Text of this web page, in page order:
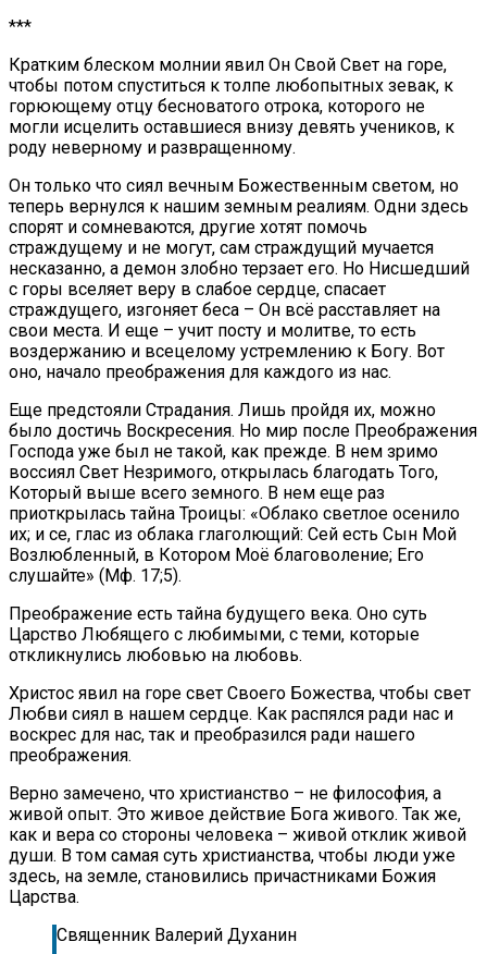
***
Кратким блеском молнии явил Он Свой Свет на горе,
чтобы потом спуститься к толпе любопытных зевак, к
горюющему отцу бесноватого отрока, которого не
могли исцелить оставшиеся внизу девять учеников, к
роду неверному и развращенному.
Он только что сиял вечным Божественным светом, но
теперь вернулся к нашим земным реалиям. Одни здесь
спорят и сомневаются, другие хотят помочь
страждущему и не могут, сам страждущий мучается
несказанно, а демон злобно терзает его. Но Нисшедший
с горы вселяет веру в слабое сердце, спасает
страждущего, изгоняет беса – Он всё расставляет на
свои места. И еще – учит посту и молитве, то есть
воздержанию и всецелому устремлению к Богу. Вот
оно, начало преображения для каждого из нас.
Еще предстояли Страдания. Лишь пройдя их, можно
было достичь Воскресения. Но мир после Преображения
Господа уже был не такой, как прежде. В нем зримо
воссиял Свет Незримого, открылась благодать Того,
Который выше всего земного. В нем еще раз
приоткрылась тайна Троицы: «Облако светлое осенило
их; и се, глас из облака глаголющий: Сей есть Сын Мой
Возлюбленный, в Котором Моё благоволение; Его
слушайте» (Мф. 17;5).
Преображение есть тайна будущего века. Оно суть
Царство Любящего с любимыми, с теми, которые
откликнулись любовью на любовь.
Христос явил на горе свет Своего Божества, чтобы свет
Любви сиял в нашем сердце. Как распялся ради нас и
воскрес для нас, так и преобразился ради нашего
преображения.
Верно замечено, что христианство – не философия, а
живой опыт. Это живое действие Бога живого. Так же,
как и вера со стороны человека – живой отклик живой
души. В том самая суть христианства, чтобы люди уже
здесь, на земле, становились причастниками Божия
Царства.
Священник Валерий Духанин